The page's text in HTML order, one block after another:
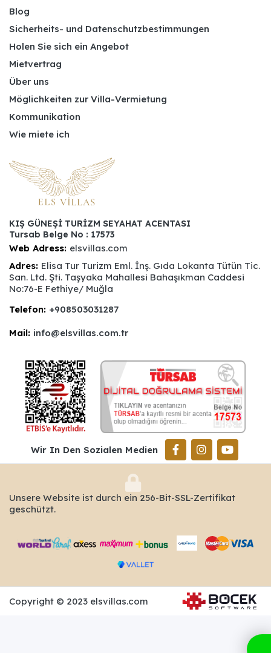
Blog
Sicherheits- und Datenschutzbestimmungen
Holen Sie sich ein Angebot
Mietvertrag
Über uns
Möglichkeiten zur Villa-Vermietung
Kommunikation
Wie miete ich
KIŞ GÜNEŞİ TURİZM SEYAHAT ACENTASI
Tursab Belge No : 17573
Web Adress: elsvillas.com
Adres: Elisa Tur Turizm Eml. İnş. Gıda Lokanta Tütün Tic.
San. Ltd. Şti. Taşyaka Mahallesi Bahaşıkman Caddesi
No:76-E Fethiye/ Muğla
Telefon: +908503031287
Mail: info@elsvillas.com.tr
Wir In Den Sozialen Medien
Unsere Website ist durch ein 256-Bit-SSL-Zertifikat
geschützt.
Copyright © 2023 elsvillas.com